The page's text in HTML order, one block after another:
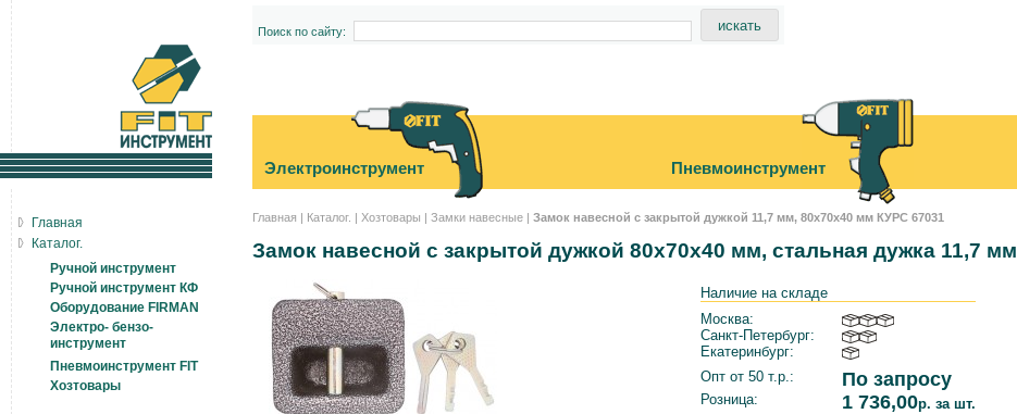
Поиск по сайту:
Электроинструмент Пневмоинструмент
Главная | Каталог. | Хозтовары | Замки навесные | Замок навесной с закрытой дужкой 11,7 мм, 80x70x40 мм КУРС 67031
Замок навесной с закрытой дужкой 80x70x40 мм, стальная дужка 11,7 мм
Наличие на складе
Москва:
Санкт-Петербург:
Екатеринбург:
Опт от 50 т.р.:
По запросу
Розница: 1 736,00р. за шт.
Главная
Каталог.
Ручной инструмент
Ручной инструмент КФ
Оборудование FIRMAN
Электро- бензо-
инструмент
Пневмоинструмент FIT
Хозтовары